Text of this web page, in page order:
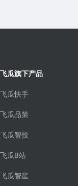
飞瓜旗下产品
飞瓜快手
飞瓜品策
飞瓜智投
飞瓜B站
飞瓜智星